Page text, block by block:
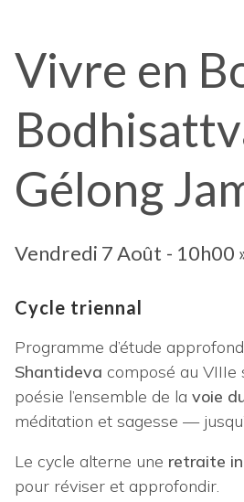
Vivre en
Gélong
Vendredi 7 Août - 10h00
Cycle triennal
Programme d’étude
Shantideva composé au VIIIe
poésie l’ensemble de la voie
méditation et sagesse —
Le cycle alterne une retraite
pour réviser et approfondir.